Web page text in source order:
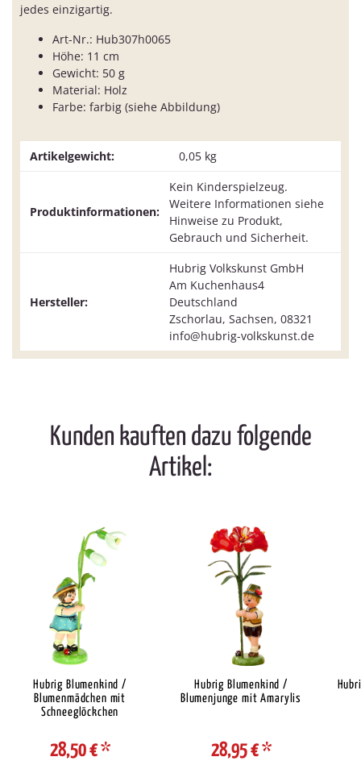
jedes einzigartig.
Art-Nr.: Hub307h0065
Höhe: 11 cm
Gewicht: 50 g
Material: Holz
Farbe: farbig (siehe Abbildung)
Artikelgewicht: 0,05 kg
Produktinformationen:
Kein Kinderspielzeug.
Weitere Informationen siehe
Hinweise zu Produkt,
Gebrauch und Sicherheit.
Hersteller:
Hubrig Volkskunst GmbH
Am Kuchenhaus4
Deutschland
Zschorlau, Sachsen, 08321
info@hubrig-volkskunst.de
Kunden kauften dazu folgende
Artikel:
Hubrig Blumenkind /
Blumenmädchen mit
Schneeglöckchen
28,50 €*
Hubrig Blumenkind /
Blumenjunge mit Amarylis
28,95 €*